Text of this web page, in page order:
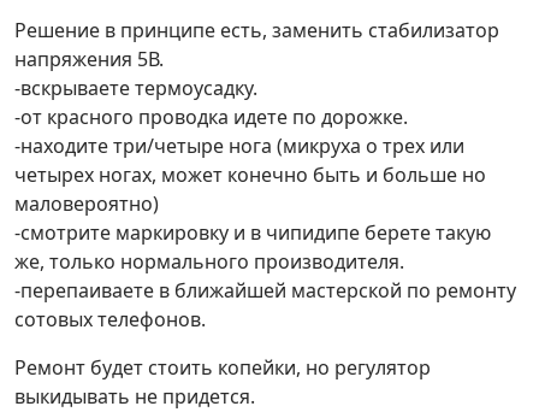
Решение в принципе есть, заменить стабилизатор
напряжения 5В.
-вскрываете термоусадку.
-от красного проводка идете по дорожке.
-находите три/четыре нога (микруха о трех или
четырех ногах, может конечно быть и больше но
маловероятно)
-смотрите маркировку и в чипидипе берете такую
же, только нормального производителя.
-перепаиваете в ближайшей мастерской по ремонту
сотовых телефонов.
Ремонт будет стоить копейки, но регулятор
выкидывать не придется.